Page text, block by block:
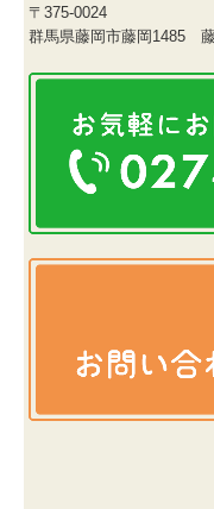
〒375-0024
群馬県藤岡市藤岡1485